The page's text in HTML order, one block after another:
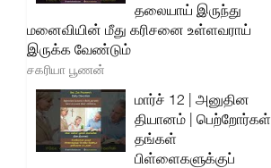
தலையாய் இருந்து
மனைவியின் மீது கரிசனை உள்ளவராய்
இருக்க வேண்டும்
சகரியா பூணன்
மார்ச் 12 | அனுதின
தியானம் | பெற்றோர்கள்
தங்கள்
பிள்ளைகளுக்குப்